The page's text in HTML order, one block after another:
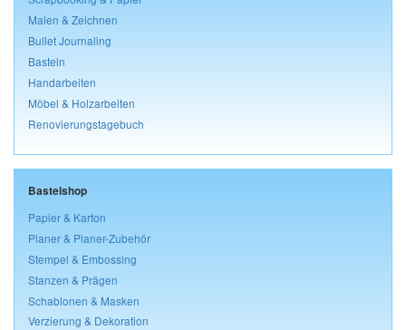
Malen & Zeichnen
Bullet Journaling
Basteln
Handarbeiten
Möbel & Holzarbeiten
Renovierungstagebuch
Bastelshop
Papier & Karton
Planer & Planer-Zubehör
Stempel & Embossing
Stanzen & Prägen
Schablonen & Masken
Verzierung & Dekoration